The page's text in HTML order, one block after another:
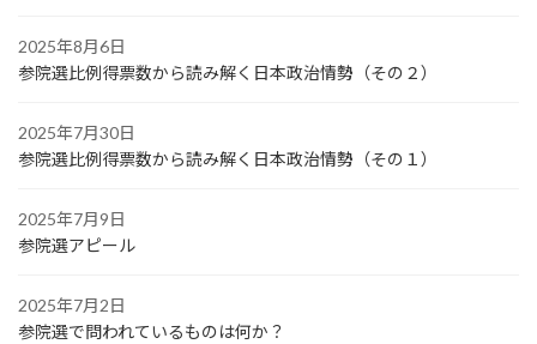
2025年8月6日
参院選比例得票数から読み解く日本政治情勢（その２）
2025年7月30日
参院選比例得票数から読み解く日本政治情勢（その１）
2025年7月9日
参院選アピール
2025年7月2日
参院選で問われているものは何か？